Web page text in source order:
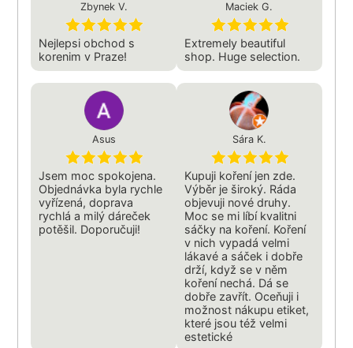
Zbynek V.
Nejlepsi obchod s
korenim v Praze!
Maciek G.
Extremely beautiful
shop. Huge selection.
Asus
Jsem moc spokojena.
Objednávka byla rychle
vyřízená, doprava
rychlá a milý dáreček
potěšil. Doporučuji!
Sára K.
Kupuji koření jen zde.
Výběr je široký. Ráda
objevuji nové druhy.
Moc se mi líbí kvalitni
sáčky na koření. Koření
v nich vypadá velmi
lákavé a sáček i dobře
drží, když se v něm
koření nechá. Dá se
dobře zavřít. Oceňuji i
možnost nákupu etiket,
které jsou též velmi
estetické